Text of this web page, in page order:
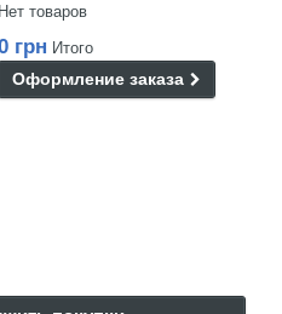
Нет товаров
грн Итого
Оформление заказа